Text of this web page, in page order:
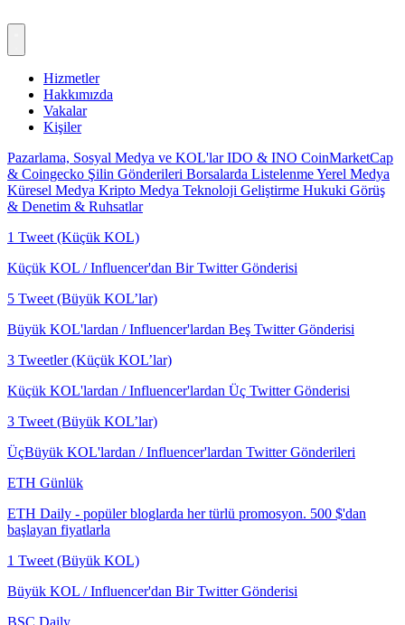
Hizmetler
Hakkımızda
Vakalar
Kişiler
Pazarlama, Sosyal Medya ve KOL'larIDO & INO CoinMarketCap
& Coingecko Şilin Gönderileri Borsalarda ListelenmeYerel Medya
Küresel Medya Kripto Medya Teknoloji Geliştirme Hukuki Görüş
& Denetim & Ruhsatlar
1 Tweet (Küçük KOL)
Küçük KOL / Influencer'dan Bir Twitter Gönderisi
5 Tweet (Büyük KOL’lar)
Büyük KOL'lardan / Influencer'lardan Beş Twitter Gönderisi
3 Tweetler (Küçük KOL’lar)
Küçük KOL'lardan / Influencer'lardan Üç Twitter Gönderisi
3 Tweet (Büyük KOL’lar)
ÜçBüyük KOL'lardan / Influencer'lardan Twitter Gönderileri
ETH Günlük
ETH Daily - popüler bloglarda her türlü promosyon. 500 $'dan
başlayan fiyatlarla
1 Tweet (Büyük KOL)
Büyük KOL / Influencer'dan Bir Twitter Gönderisi
BSC Daily